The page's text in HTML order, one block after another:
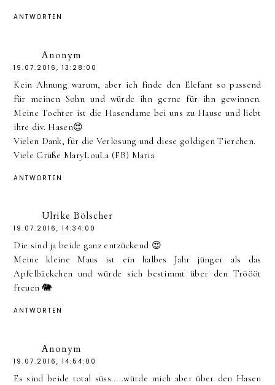
ANTWORTEN
Anonym
19.07.2016, 13:28:00
Kein Ahnung warum, aber ich finde den Elefant so passend
für meinen Sohn und würde ihn gerne für ihn gewinnen.
Meine Tochter ist die Hasendame bei uns zu Hause und liebt
ihre div. Hasen😍
Vielen Dank, für die Verlosung und diese goldigen Tierchen.
Viele Grüße MaryLouLa (FB) Maria
ANTWORTEN
Ulrike Bölscher
19.07.2016, 14:34:00
Die sind ja beide ganz entzückend 😍
Meine kleine Maus ist ein halbes Jahr jünger als das
Apfelbäckchen und würde sich bestimmt über den Tröööt
freuen 🐘
ANTWORTEN
Anonym
19.07.2016, 14:54:00
Es sind beide total süss.....würde mich aber über den Hasen